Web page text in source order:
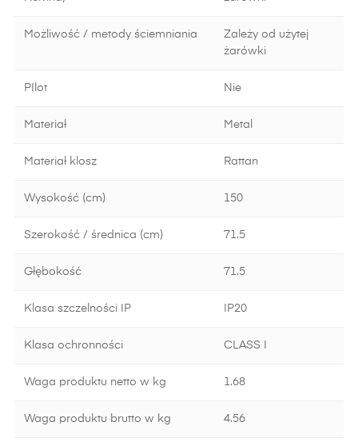
Możliwość / metody ściemniania
Zależy od użytej
żarówki
PIlot Nie
Materiał Metal
Materiał klosz Rattan
Wysokość (cm) 150
Szerokość / średnica (cm) 71.5
Głębokość 71.5
Klasa szczelności IP IP20
Klasa ochronności CLASS I
Waga produktu netto w kg 1.68
Waga produktu brutto w kg 4.56